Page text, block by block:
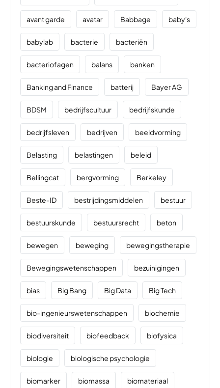
avant garde avatar Babbage baby's
babylab bacterie bacteriën
bacteriofagen balans banken
Banking and Finance batterij Bayer AG
BDSM bedrijfscultuur bedrijfskunde
bedrijfsleven bedrijven beeldvorming
Belasting belastingen beleid
Bellingcat bergvorming Berkeley
Beste-ID bestrijdingsmiddelen bestuur
bestuurskunde bestuursrecht beton
bewegen beweging bewegingstherapie
Bewegingswetenschappen bezuinigingen
bias Big Bang Big Data Big Tech
bio-ingenieurswetenschappen biochemie
biodiversiteit biofeedback biofysica
biologie biologische psychologie
biomarker biomassa biomateriaal